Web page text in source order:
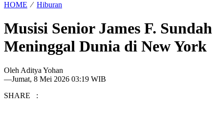
HOME ⁄ Hiburan
Musisi Senior James F. Sundah
Meninggal Dunia di New York
Oleh Aditya Yohan
—Jumat, 8 Mei 2026 03:19 WIB
SHARE :